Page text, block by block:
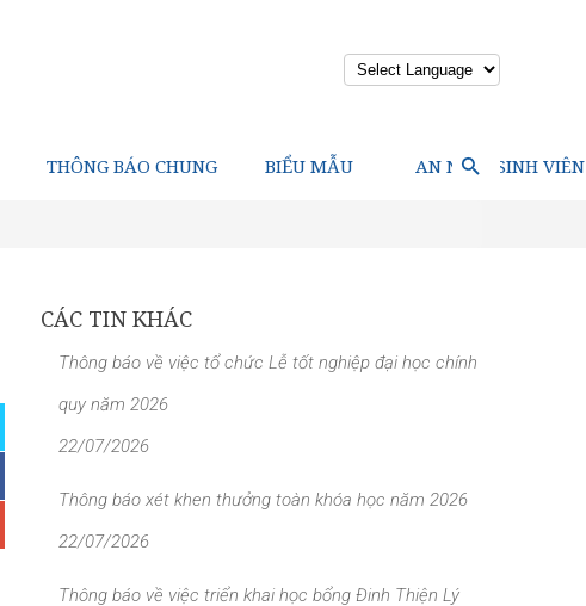
THÔNG BÁO CHUNG BIỂU MẪU AN NINH SINH VIÊN
CÁC TIN KHÁC
Thông báo về việc tổ chức Lễ tốt nghiệp đại học chính
quy năm 2026
22/07/2026
Thông báo xét khen thưởng toàn khóa học năm 2026
22/07/2026
Thông báo về việc triển khai học bổng Đinh Thiện Lý